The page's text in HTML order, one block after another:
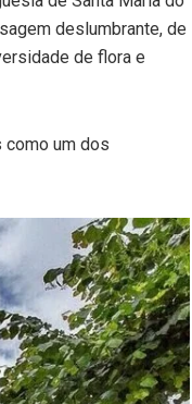
deslumbrante, de
de flora e
como um dos